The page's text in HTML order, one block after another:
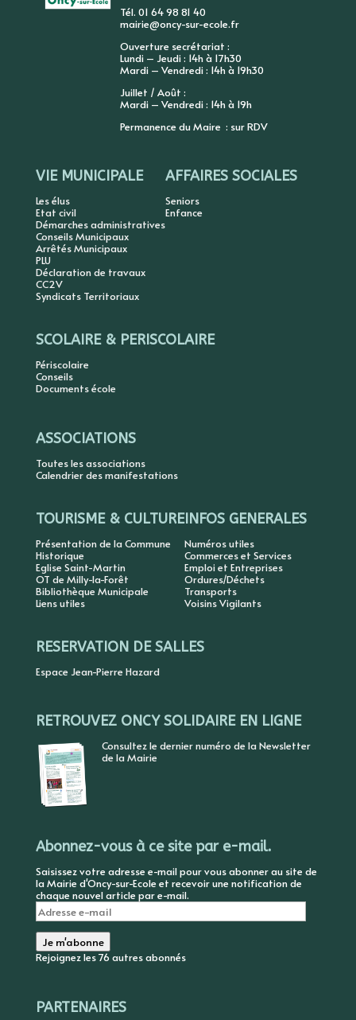
Tél. 01 64 98 81 40
mairie@oncy-sur-ecole.fr
Ouverture secrétariat :
Lundi – Jeudi : 14h à 17h30
Mardi – Vendredi : 14h à 19h30
Juillet / Août :
Mardi – Vendredi : 14h à 19h
Permanence du Maire : sur RDV
VIE MUNICIPALE
Les élus
Etat civil
Démarches administratives
Conseils Municipaux
Arrêtés Municipaux
PLU
Déclaration de travaux
CC2V
Syndicats Territoriaux
AFFAIRES SOCIALES
Seniors
Enfance
SCOLAIRE & PERISCOLAIRE
Périscolaire
Conseils
Documents école
ASSOCIATIONS
Toutes les associations
Calendrier des manifestations
TOURISME & CULTURE
Présentation de la Commune
Historique
Eglise Saint-Martin
OT de Milly-la-Forêt
Bibliothèque Municipale
Liens utiles
INFOS GENERALES
Numéros utiles
Commerces et Services
Emploi et Entreprises
Ordures/Déchets
Transports
Voisins Vigilants
RESERVATION DE SALLES
Espace Jean-Pierre Hazard
RETROUVEZ ONCY SOLIDAIRE EN LIGNE
Consultez le dernier numéro de la Newsletter
de la Mairie
Abonnez-vous à ce site par e-mail.
Saisissez votre adresse e-mail pour vous abonner au site de
la Mairie d'Oncy-sur-Ecole et recevoir une notification de
chaque nouvel article par e-mail.
Adresse
e-
mail
Je m'abonne
Rejoignez les 76 autres abonnés
PARTENAIRES